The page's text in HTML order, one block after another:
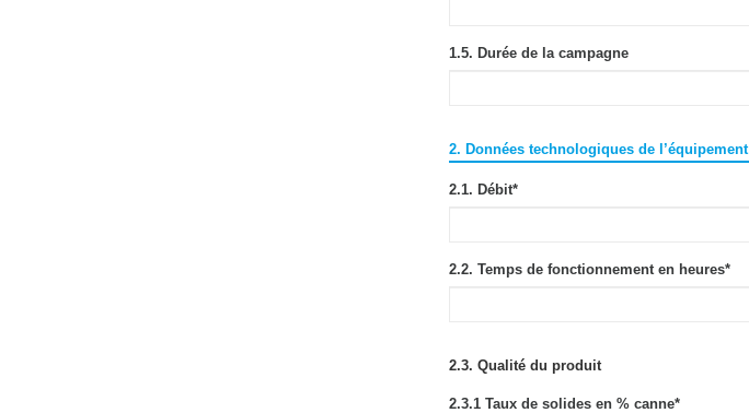
1.5. Durée de la campagne
2. Données technologiques de l’équipement
2.1. Débit*
2.2. Temps de fonctionnement en heures*
2.3. Qualité du produit
2.3.1 Taux de solides en % canne*